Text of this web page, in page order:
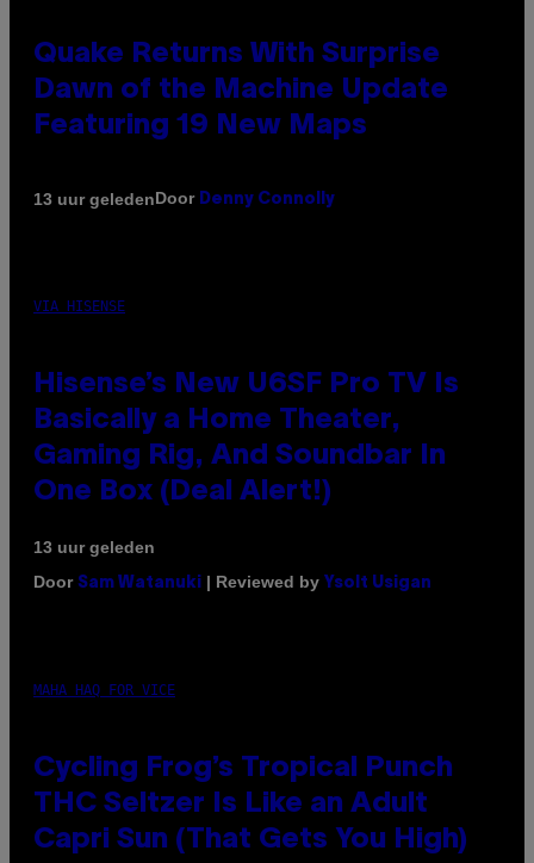
Quake Returns With Surprise
Dawn of the Machine Update
Featuring 19 New Maps
13 uur geledenDoor Denny Connolly
VIA HISENSE
Hisense’s New U6SF Pro TV Is
Basically a Home Theater,
Gaming Rig, And Soundbar In
One Box (Deal Alert!)
13 uur geleden
Door Sam Watanuki | Reviewed by Ysolt Usigan
MAHA HAQ FOR VICE
Cycling Frog’s Tropical Punch
THC Seltzer Is Like an Adult
Capri Sun (That Gets You High)